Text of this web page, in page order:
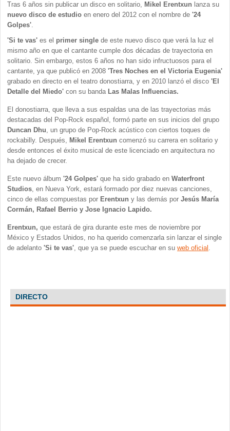
Tras 6 años sin publicar un disco en solitario, Mikel Erentxun lanza su
nuevo disco de estudio en enero del 2012 con el nombre de '24
Golpes'.
'Si te vas' es el primer single de este nuevo disco que verá la luz el
mismo año en que el cantante cumple dos décadas de trayectoria en
solitario. Sin embargo, estos 6 años no han sido infructuosos para el
cantante, ya que publicó en 2008 'Tres Noches en el Victoria Eugenia'
grabado en directo en el teatro donostiarra, y en 2010 lanzó el disco 'El
Detalle del Miedo' con su bandaLas Malas Influencias.
El donostiarra, que lleva a sus espaldas una de las trayectorias más
destacadas del Pop-Rock español, formó parte en sus inicios del grupo
Duncan Dhu, un grupo de Pop-Rock acústico con ciertos toques de
rockabilly. Después, Mikel Erentxun comenzó su carrera en solitario y
desde entonces el éxito musical de este licenciado en arquitectura no
ha dejado de crecer.
Este nuevo álbum '24 Golpes' que ha sido grabado en Waterfront
Studios, en Nueva York, estará formado por diez nuevas canciones,
cinco de ellas compuestas por Erentxun y las demás por Jesús María
Cormán, Rafael Berrio y Jose Ignacio Lapido.
Erentxun, que estará de gira durante este mes de noviembre por
México y Estados Unidos, no ha querido comenzarla sin lanzar el single
de adelanto 'Si te vas', que ya se puede escuchar en su web oficial .
DIRECTO